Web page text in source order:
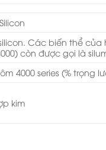
Các biến thể
còn được gọi là
4000 series (% trọng
kim